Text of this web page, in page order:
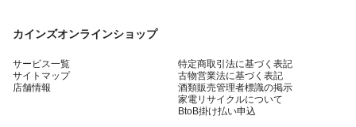
カインズオンラインショップ
サービス一覧
サイトマップ
店舗情報
特定商取引法に基づく表記
古物営業法に基づく表記
酒類販売管理者標識の掲示
家電リサイクルについて
BtoB掛け払い申込